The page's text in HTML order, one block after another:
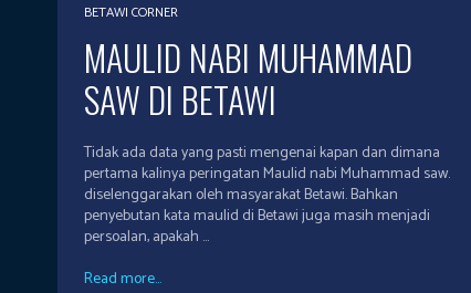
BETAWI CORNER
MAULID NABI MUHAMMAD
SAW DI BETAWI
Tidak ada data yang pasti mengenai kapan dan dimana
pertama kalinya peringatan Maulid nabi Muhammad saw.
diselenggarakan oleh masyarakat Betawi. Bahkan
penyebutan kata maulid di Betawi juga masih menjadi
persoalan, apakah ...
Read more...